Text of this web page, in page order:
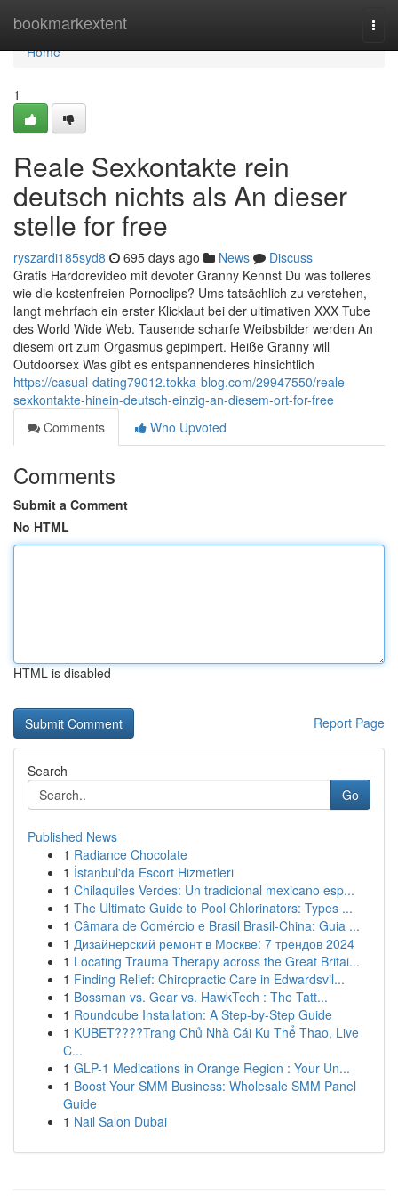
bookmarkextent
Home
Home
1
Reale Sexkontakte rein
deutsch nichts als An dieser
stelle for free
ryszardi185syd8 695 days ago News
Discuss
Gratis Hardorevideo mit devoter Granny Kennst Du was tolleres
wie die kostenfreien Pornoclips? Ums tatsächlich zu verstehen,
langt mehrfach ein erster Klicklaut bei der ultimativen XXX Tube
des World Wide Web. Tausende scharfe Weibsbilder werden An
diesem ort zum Orgasmus gepimpert. Heiße Granny will
Outdoorsex Was gibt es entspannenderes hinsichtlich
https://casual-dating79012.tokka-blog.com/29947550/reale-
sexkontakte-hinein-deutsch-einzig-an-diesem-ort-for-free
Comments
Who Upvoted
Comments
Submit a Comment
No HTML
HTML is disabled
Report Page
Search
Go
Published News
1 Radiance Chocolate
1 İstanbul'da Escort Hizmetleri
1 Chilaquiles Verdes: Un tradicional mexicano esp...
1 The Ultimate Guide to Pool Chlorinators: Types ...
1 Câmara de Comércio e Brasil Brasil-China: Guia ...
1 Дизайнерский ремонт в Москве: 7 трендов 2024
1 Locating Trauma Therapy across the Great Britai...
1 Finding Relief: Chiropractic Care in Edwardsvil...
1 Bossman vs. Gear vs. HawkTech : The Tatt...
1 Roundcube Installation: A Step-by-Step Guide
1 KUBET????️Trang Chủ Nhà Cái Ku Thể Thao, Live
C...
1 GLP-1 Medications in Orange Region : Your Un...
1 Boost Your SMM Business: Wholesale SMM Panel
Guide
1 Nail Salon Dubai